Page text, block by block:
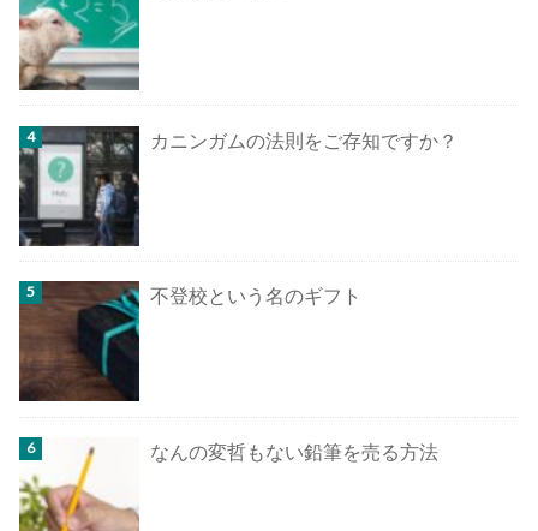
カニンガムの法則をご存知ですか？
不登校という名のギフト
なんの変哲もない鉛筆を売る方法